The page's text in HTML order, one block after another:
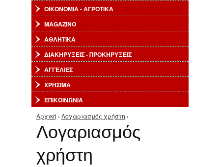
ΟΙΚΟΝΟΜΙΑ - ΑΓΡΟΤΙΚΑ
MAGAZINO
ΑΘΛΗΤΙΚΑ
ΔΙΑΚΗΡΥΞΕΙΣ - ΠΡΟΚΗΡΥΞΕΙΣ
ΑΓΓΕΛΙΕΣ
ΧΡΗΣΙΜΑ
ΕΠΙΚΟΙΝΩΝΙΑ
Είστε εδώ
Αρχική › Λογαριασμός χρήστη ›
Λογαριασμός
χρήστη